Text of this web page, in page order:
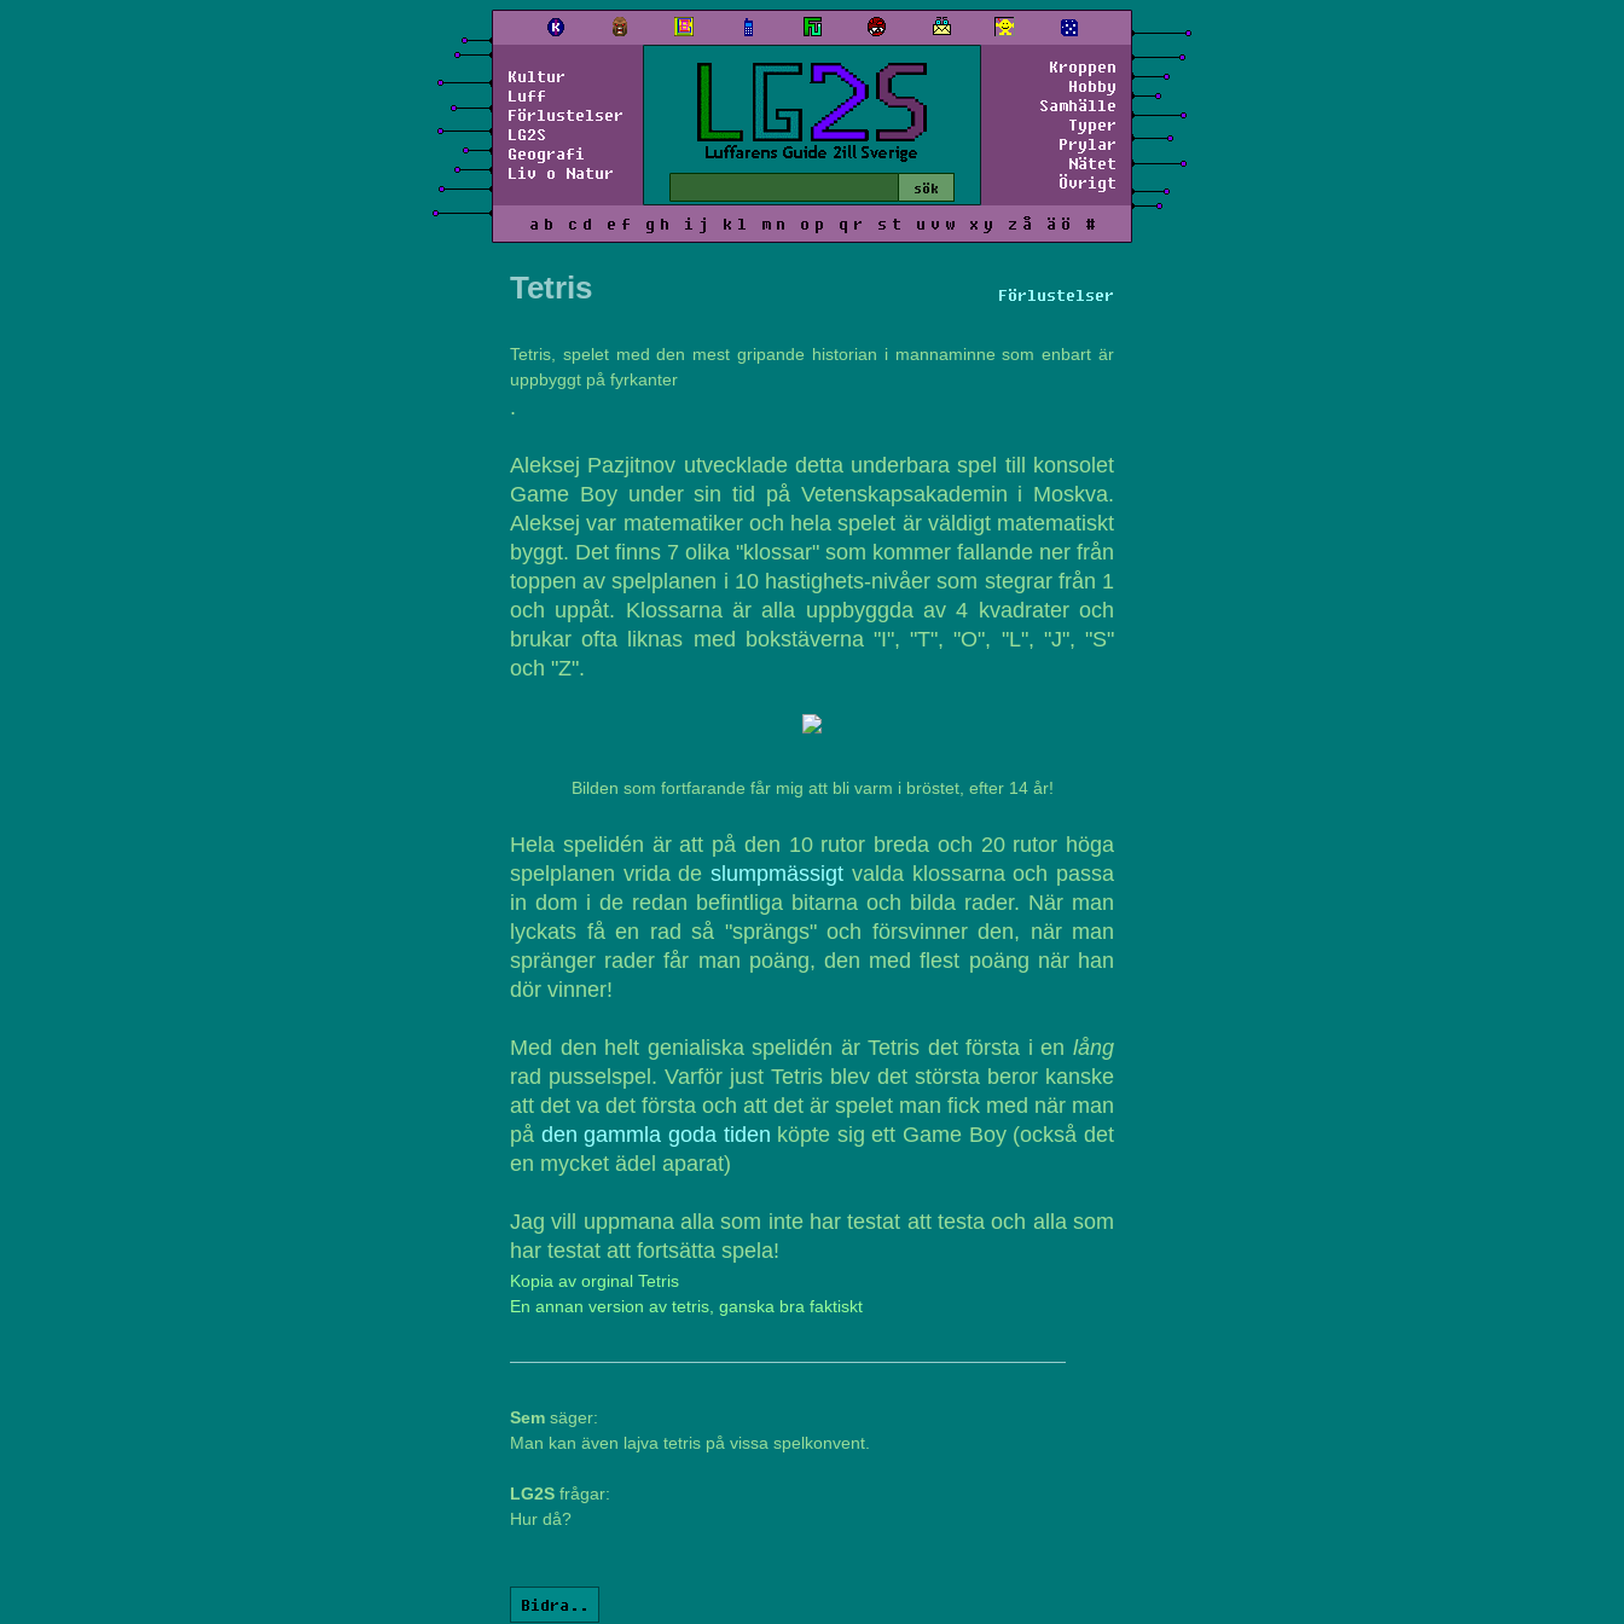
Kultur
Luff
Förlustelser
LG2S
Geografi
Liv o Natur
Kroppen
Hobby
Samhälle
Typer
Prylar
Nätet
Övrigt
a b c d e f g h i j k l m n o p q r s t u v w x y z å ä ö #
Förlustelser
Tetris
Tetris, spelet med den mest gripande historian i mannaminne som enbart är
uppbyggt på fyrkanter
.
Aleksej Pazjitnov utvecklade detta underbara spel till konsolet
Game Boy under sin tid på Vetenskapsakademin i Moskva.
Aleksej var matematiker och hela spelet är väldigt matematiskt
byggt. Det finns 7 olika "klossar" som kommer fallande ner från
toppen av spelplanen i 10 hastighets-nivåer som stegrar från 1
och uppåt. Klossarna är alla uppbyggda av 4 kvadrater och
brukar ofta liknas med bokstäverna "I", "T", "O", "L", "J", "S"
och "Z".
Bilden som fortfarande får mig att bli varm i bröstet, efter 14 år!
Hela spelidén är att på den 10 rutor breda och 20 rutor höga
spelplanen vrida deslumpmässigt valda klossarna och passa
in dom i de redan befintliga bitarna och bilda rader. När man
lyckats få en rad så "sprängs" och försvinner den, när man
spränger rader får man poäng, den med flest poäng när han
dör vinner!
Med den helt genialiska spelidén är Tetris det första i en lång
rad pusselspel. Varför just Tetris blev det största beror kanske
att det va det första och att det är spelet man fick med när man
på den gammla goda tiden köpte sig ett Game Boy (också det
en mycket ädel aparat)
Jag vill uppmana alla som inte har testat att testa och alla som
har testat att fortsätta spela!
Kopia av orginal Tetris
En annan version av tetris, ganska bra faktiskt
Sem säger:
Man kan även lajva tetris på vissa spelkonvent.
LG2S frågar:
Hur då?
Bidra..